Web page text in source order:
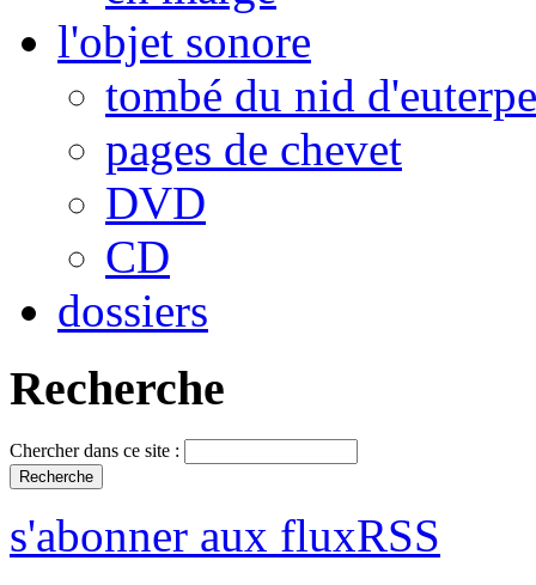
l'objet sonore
tombé du nid d'euterpe
pages de chevet
DVD
CD
dossiers
Recherche
Chercher dans ce site :
s'abonner aux fluxRSS